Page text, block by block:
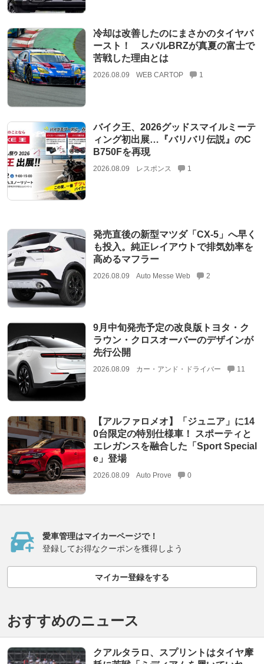
冷却は改善したのにまさかのタイヤバ
ースト！ スバルBRZが真夏の富士で
苦戦した理由とは
2026.08.09 WEB CARTOP 1
バイク王、2026グッドスマイルミーテ
ィング初出展…『バリバリ伝説』のC
B750Fを再現
2026.08.09 レスポンス 1
発売直後の新型マツダ「CX-5」へ早く
も投入。純正レイアウトで排気効率を
高めるマフラー
2026.08.09 Auto Messe Web 2
9月中旬発売予定の改良版トヨタ・ク
ラウン・クロスオーバーのデザインが
先行公開
2026.08.09 カー・アンド・ドライバー 11
【アルファロメオ】「ジュニア」に14
0台限定の特別仕様車！ スポーティと
エレガンスを融合した「Sport Special
e」登場
2026.08.09 Auto Prove 0
愛車管理はマイカーページで！
登録してお得なクーポンを獲得しよう
マイカー登録をする
おすすめのニュース
クアルタラロ、スプリントはタイヤ摩